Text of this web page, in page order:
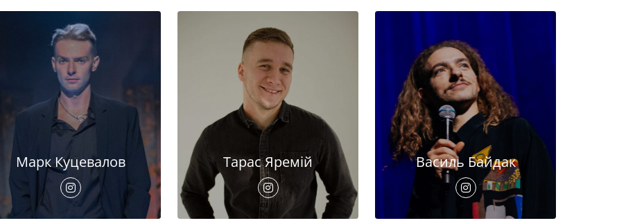
Марк Куцевалов Тарас Яремій Василь Байдак